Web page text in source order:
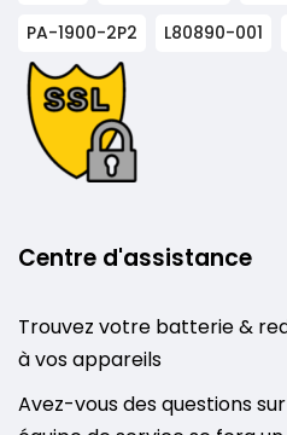
PA-1900-2P2
L80890-001
Centre d'assistance
Trouvez votre batterie &
à vos appareils
Avez-vous des questions